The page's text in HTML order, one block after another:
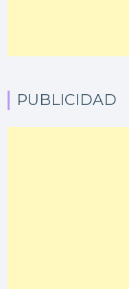
PUBLICIDAD